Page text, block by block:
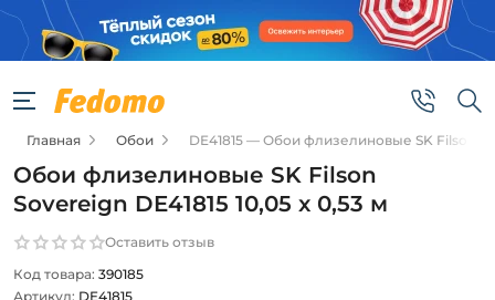
Главная Обои DE41815 — Обои флизелиновые SK Filson
Обои флизелиновые SK Filson
Sovereign DE41815 10,05 x 0,53 м
Оставить отзыв
Код товара: 390185
Артикул: DE41815